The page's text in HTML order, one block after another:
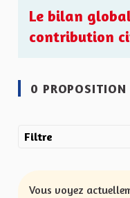
Le bilan
contribution
0 PROPOSITION
Filtre
Vous voyez